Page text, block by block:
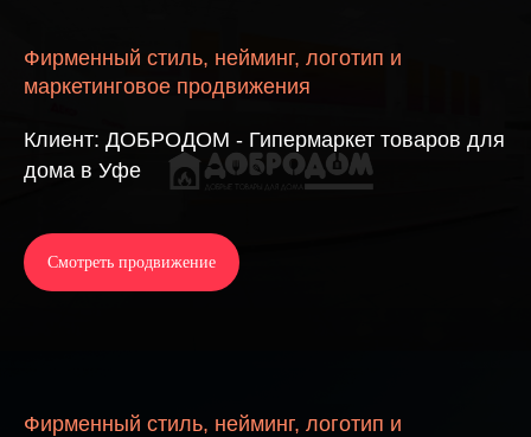
Фирменный стиль, нейминг, логотип и
маркетинговое продвижения
Клиент: ДОБРОДОМ - Гипермаркет товаров для
дома в Уфе
Смотреть продвижение
Фирменный стиль, нейминг, логотип и